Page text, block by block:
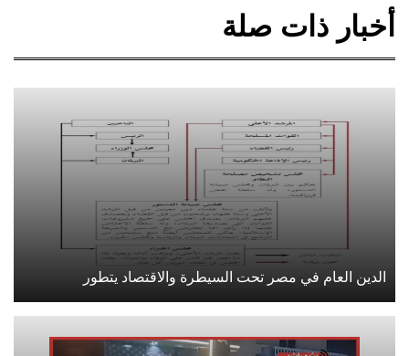
أخبار ذات صلة
الدين العام في مصر تحت السيطرة والاقتصاد يتطور